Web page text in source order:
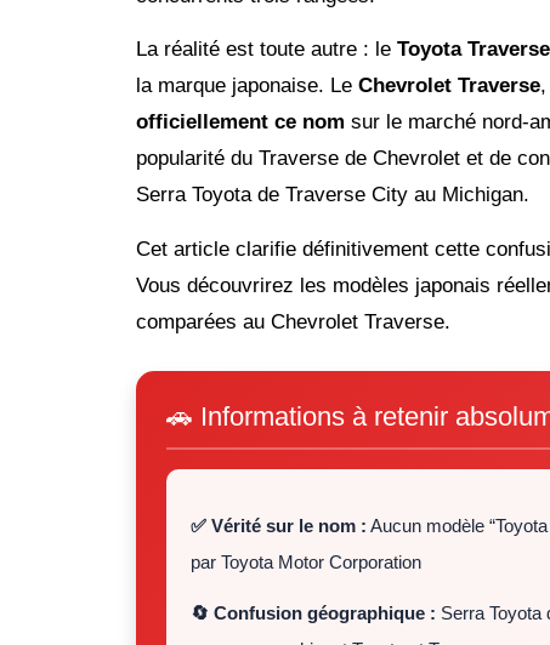
La réalité est toute autre : le Toyota
la marque japonaise. Le Chevrolet Traverse
officiellement ce nom sur le marché nord-
popularité du Traverse de Chevrolet et de
Serra Toyota de Traverse City au Michigan.
Cet article clarifie définitivement cette
Vous découvrirez les modèles japonais
comparées au Chevrolet Traverse.
🚗 Informations à retenir
✅ Vérité sur le nom : Aucun modèle
par Toyota Motor Corporation
🔄 Confusion géographique : Serra Toyota